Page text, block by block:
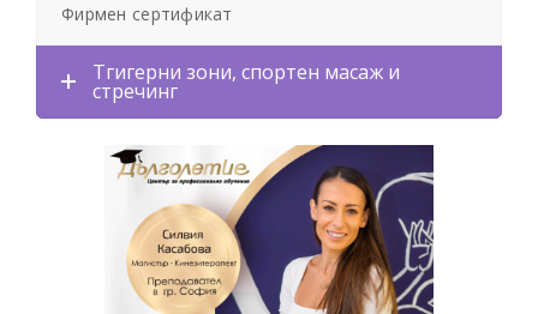
Фирмен сертификат
Тгигерни зони, спортен масаж и
стречинг